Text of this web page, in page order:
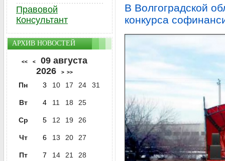
В Волгоградской
конкурса
Правовой
Консультант
АРХИВ НОВОСТЕЙ
<< <
09 августа
2026
> >>
Пн 3 10 17 24 31
Вт 4 11 18 25
Ср 5 12 19 26
Чт 6 13 20 27
Пт 7 14 21 28